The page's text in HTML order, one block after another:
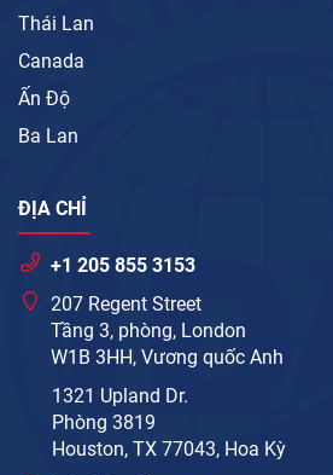
Thái Lan
Canada
Ấn Độ
Ba Lan
ĐỊA CHỈ
+1 205 855 3153
207 Regent Street
Tầng 3, phòng, London
W1B 3HH, Vương quốc Anh
1321 Upland Dr.
Phòng 3819
Houston, TX 77043, Hoa Kỳ